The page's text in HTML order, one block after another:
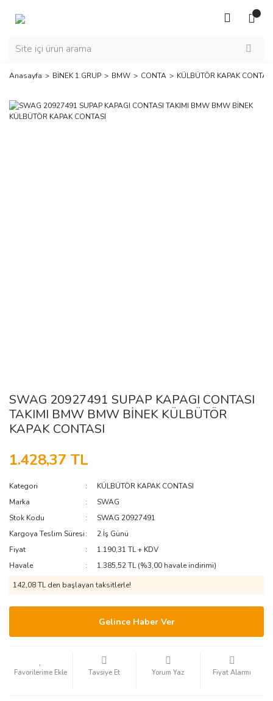
Anasayfa BİNEK 1.GRUP BMW CONTA KÜLBÜTÖR KAPAK CONTASI
SWAG 20927491 SUPAP KAPAGI CONTASI
TAKIMI BMW BMW BİNEK KÜLBÜTÖR
KAPAK CONTASI
1.428,37 TL
Kategori
KÜLBÜTÖR KAPAK CONTASI
Marka
SWAG
Stok Kodu
SWAG 20927491
Kargoya Teslim Süresi
2 İş Günü
Fiyat
1.190,31 TL + KDV
Havale
1.385,52 TL (%3,00 havale indirimi)
142,08 TL den başlayan taksitlerle!
Gelince Haber Ver
Tavsiye Et Yorum Yaz Fiyat Alarmı